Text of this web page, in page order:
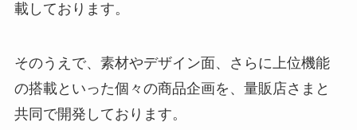
載しております。
そのうえで、素材やデザイン面、さらに上位機能
の搭載といった個々の商品企画を、量販店さまと
共同で開発しております。